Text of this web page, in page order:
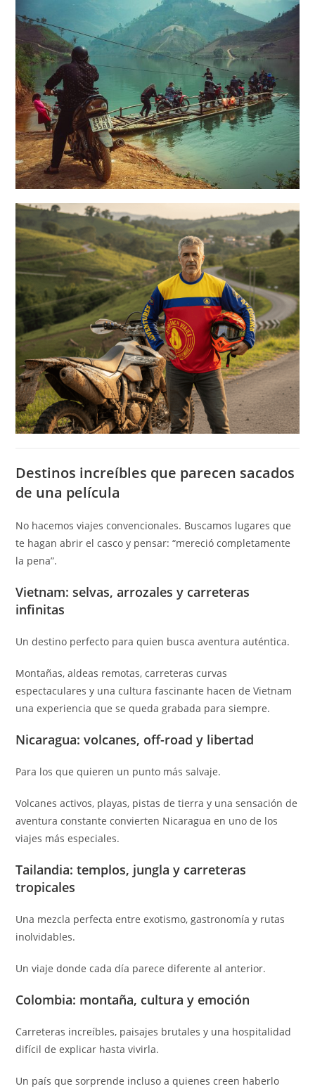
Destinos increíbles que parecen sacados
de una película
No hacemos viajes convencionales. Buscamos lugares que
te hagan abrir el casco y pensar: “mereció completamente
la pena”.
Vietnam: selvas, arrozales y carreteras
infinitas
Un destino perfecto para quien busca aventura auténtica.
Montañas, aldeas remotas, carreteras curvas
espectaculares y una cultura fascinante hacen de Vietnam
una experiencia que se queda grabada para siempre.
Nicaragua: volcanes, off-road y libertad
Para los que quieren un punto más salvaje.
Volcanes activos, playas, pistas de tierra y una sensación de
aventura constante convierten Nicaragua en uno de los
viajes más especiales.
Tailandia: templos, jungla y carreteras
tropicales
Una mezcla perfecta entre exotismo, gastronomía y rutas
inolvidables.
Un viaje donde cada día parece diferente al anterior.
Colombia: montaña, cultura y emoción
Carreteras increíbles, paisajes brutales y una hospitalidad
difícil de explicar hasta vivirla.
Un país que sorprende incluso a quienes creen haberlo